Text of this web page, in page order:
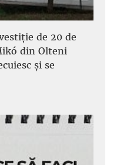
de 20 de
din Olteni
și se